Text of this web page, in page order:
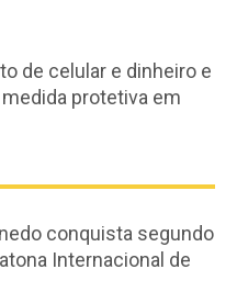
de celular e dinheiro e
protetiva em
conquista segundo
Internacional de